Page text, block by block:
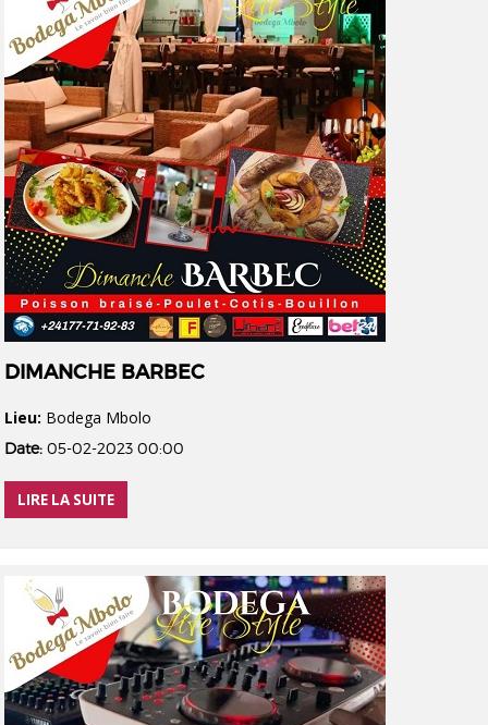
DIMANCHE BARBEC
Lieu: Bodega Mbolo
Date: 05-02-2023 00:00
LIRE LA SUITE